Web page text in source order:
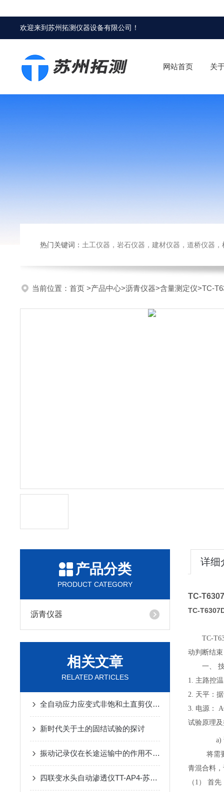
欢迎来到苏州拓测仪器设备有限公司 ！
网站首页 关
热门关键词： 土工仪器，岩石仪器，建材仪器，道桥仪器，检测
当前位置： 首页 >产品中心>沥青仪器>含量测定仪>TC-
产品分类
PRODUCT CATEGORY
沥青仪器
相关文章
RELATED ARTICLES
全自动应力应变式非饱和土直剪仪TT-2UM-苏州拓测仪器设备有限公司
新时代关于土的固结试验的探讨
振动记录仪在长途运输中的作用不容小觑
四联变水头自动渗透仪TT-AP4-苏州拓测仪器设备有限公司
详细
TC-
TC-
TC-
动判断结
一、
1. 主路控
2. 天平：
3. 电源：
试验原理
a)
将需
青混合料
（1） 首